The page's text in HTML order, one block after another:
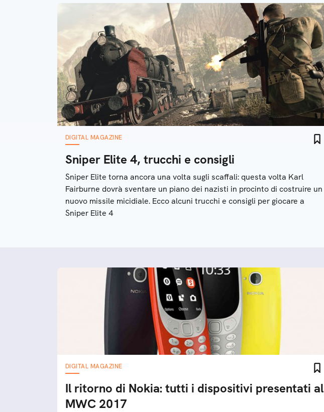
DIGITAL MAGAZINE
Sniper Elite 4, trucchi e consigli
Sniper Elite torna ancora una volta sugli scaffali: questa volta Karl
Fairburne dovrà sventare un piano dei nazisti in procinto di costruire un
nuovo missile micidiale. Ecco alcuni trucchi e consigli per giocare a
Sniper Elite 4
DIGITAL MAGAZINE
Il ritorno di Nokia: tutti i dispositivi presentati al
MWC 2017